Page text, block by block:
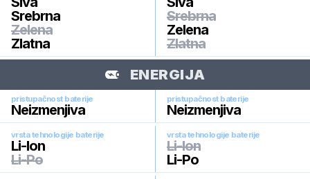
Srebrna
Zelena
Zlatna
Srebrna
Zelena
Zlatna
ENERGIJA
pristupačnost baterije
Neizmenjiva
pristupačnost baterije
Neizmenjiva
vrsta tehnologije baterije
Li-Ion
Li-Po
vrsta tehnologije baterije
Li-Ion
Li-Po